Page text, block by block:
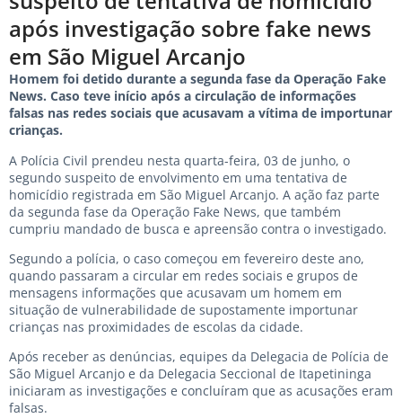
após investigação sobre fake news
em São Miguel Arcanjo
Homem foi detido durante a segunda fase da Operação Fake
News. Caso teve início após a circulação de informações
falsas nas redes sociais que acusavam a vítima de importunar
crianças.
A Polícia Civil prendeu nesta quarta-feira, 03 de junho, o
segundo suspeito de envolvimento em uma tentativa de
homicídio registrada em São Miguel Arcanjo. A ação faz parte
da segunda fase da Operação Fake News, que também
cumpriu mandado de busca e apreensão contra o investigado.
Segundo a polícia, o caso começou em fevereiro deste ano,
quando passaram a circular em redes sociais e grupos de
mensagens informações que acusavam um homem em
situação de vulnerabilidade de supostamente importunar
crianças nas proximidades de escolas da cidade.
Após receber as denúncias, equipes da Delegacia de Polícia de
São Miguel Arcanjo e da Delegacia Seccional de Itapetininga
iniciaram as investigações e concluíram que as acusações eram
falsas.